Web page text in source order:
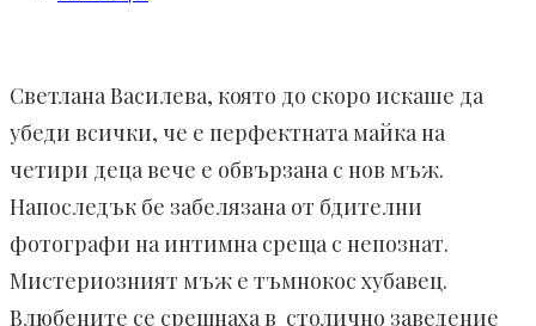
Светлана Василева, която до скоро искаше да
убеди всички, че е перфектната майка на
четири деца вече е обвързана с нов мъж.
Напоследък бе забелязана от бдителни
фотографи на интимна среща с непознат.
Мистериозният мъж е тъмнокос хубавец.
Влюбените се срещнаха в столично заведение